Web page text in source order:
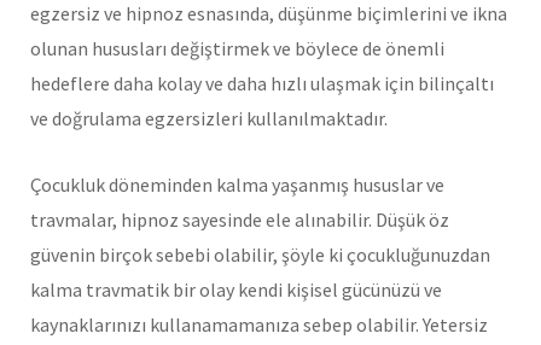
egzersiz ve hipnoz esnasında, düşünme biçimlerini ve ikna
olunan hususları değiştirmek ve böylece de önemli
hedeflere daha kolay ve daha hızlı ulaşmak için bilinçaltı
ve doğrulama egzersizleri kullanılmaktadır.
Çocukluk döneminden kalma yaşanmış hususlar ve
travmalar, hipnoz sayesinde ele alınabilir. Düşük öz
güvenin birçok sebebi olabilir, şöyle ki çocukluğunuzdan
kalma travmatik bir olay kendi kişisel gücünüzü ve
kaynaklarınızı kullanamamanıza sebep olabilir. Yetersiz